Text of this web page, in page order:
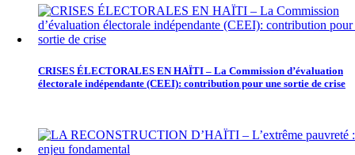
CRISES ÉLECTORALES EN HAÏTI – La Commission d’évaluation
électorale indépendante (CEEI): contribution pour une sortie de crise